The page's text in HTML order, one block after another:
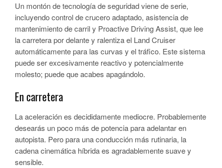
Un montón de tecnología de seguridad viene de serie,
incluyendo control de crucero adaptado, asistencia de
mantenimiento de carril y Proactive Driving Assist, que lee
la carretera por delante y ralentiza el Land Cruiser
automáticamente para las curvas y el tráfico. Este sistema
puede ser excesivamente reactivo y potencialmente
molesto; puede que acabes apagándolo.
En carretera
La aceleración es decididamente mediocre. Probablemente
desearás un poco más de potencia para adelantar en
autopista. Pero para una conducción más rutinaria, la
cadena cinemática híbrida es agradablemente suave y
sensible.